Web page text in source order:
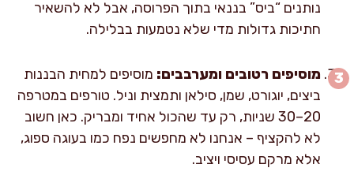
נותנים “ביס” בננאי בתוך הפרוסה, אבל לא להשאיר
חתיכות גדולות מדי שלא נטמעות בבלילה.
מוסיפים רטובים ומערבבים: מוסיפים למחית הבננות
ביצים, יוגורט, שמן, סילאן ותמצית וניל. טורפים במטרפה
20–30 שניות, רק עד שהכול אחיד ומבריק. כאן חשוב
לא להקציף – אנחנו לא מחפשים נפח כמו בעוגה ספוג,
אלא מרקם עסיסי ויציב.